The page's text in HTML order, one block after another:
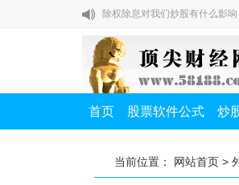
除权除息对我们炒股有什么影响
如何提高A股打新中签率？
私募一哥徐翔教你炒股七节课
除权除息对我们炒股有什么影响
首页 股票软件公式 炒
当前位置： 网站首页 >